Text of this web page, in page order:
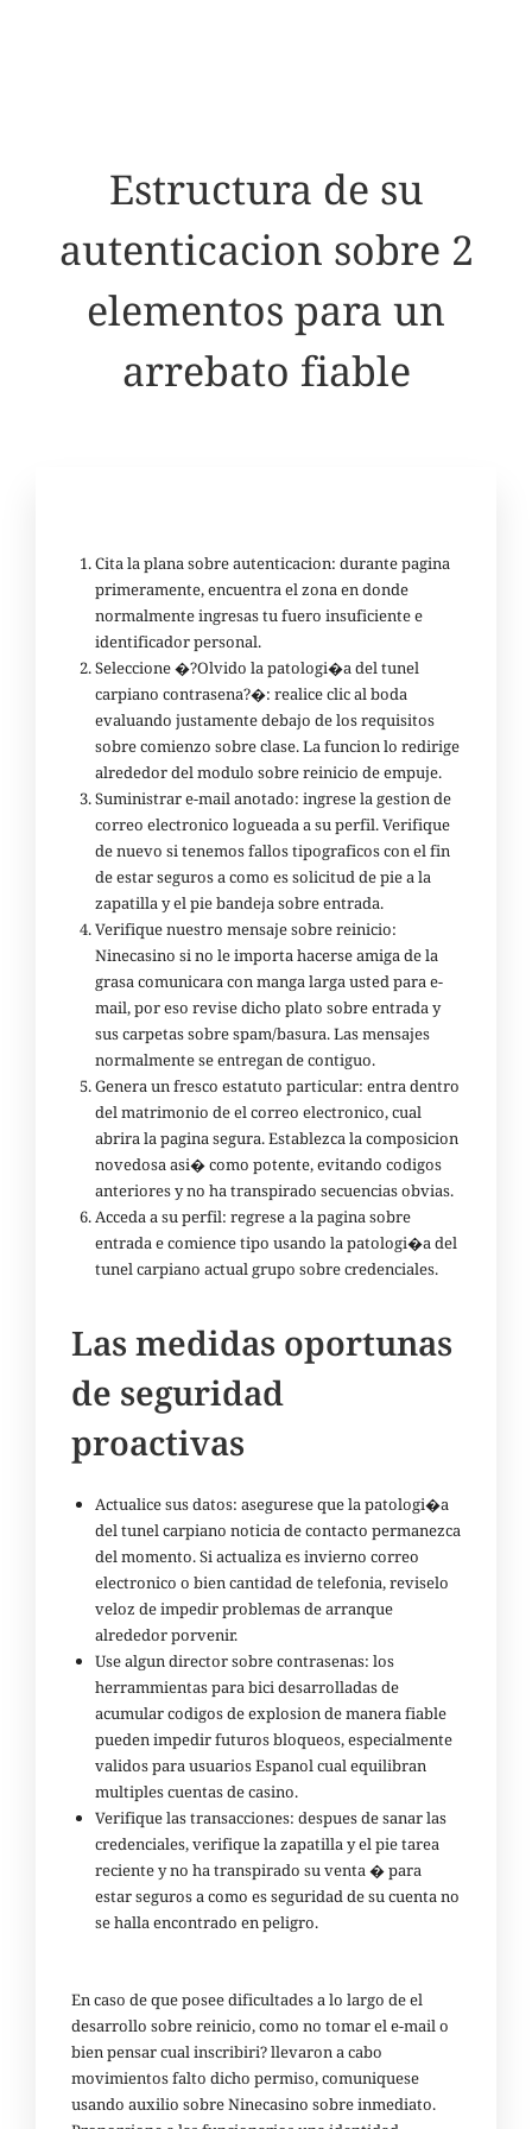
Estructura de su
autenticacion sobre 2
elementos para un
arrebato fiable
Cita la plana sobre autenticacion: durante pagina
primeramente, encuentra el zona en donde
normalmente ingresas tu fuero insuficiente e
identificador personal.
Seleccione �?Olvido la patologi�a del tunel
carpiano contrasena?�: realice clic al boda
evaluando justamente debajo de los requisitos
sobre comienzo sobre clase. La funcion lo redirige
alrededor del modulo sobre reinicio de empuje.
Suministrar e-mail anotado: ingrese la gestion de
correo electronico logueada a su perfil. Verifique
de nuevo si tenemos fallos tipograficos con el fin
de estar seguros a como es solicitud de pie a la
zapatilla y el pie bandeja sobre entrada.
Verifique nuestro mensaje sobre reinicio:
Ninecasino si no le importa hacerse amiga de la
grasa comunicara con manga larga usted para e-
mail, por eso revise dicho plato sobre entrada y
sus carpetas sobre spam/basura. Las mensajes
normalmente se entregan de contiguo.
Genera un fresco estatuto particular: entra dentro
del matrimonio de el correo electronico, cual
abrira la pagina segura. Establezca la composicion
novedosa asi� como potente, evitando codigos
anteriores y no ha transpirado secuencias obvias.
Acceda a su perfil: regrese a la pagina sobre
entrada e comience tipo usando la patologi�a del
tunel carpiano actual grupo sobre credenciales.
Las medidas oportunas
de seguridad
proactivas
Actualice sus datos: asegurese que la patologi�a
del tunel carpiano noticia de contacto permanezca
del momento. Si actualiza es invierno correo
electronico o bien cantidad de telefonia, reviselo
veloz de impedir problemas de arranque
alrededor porvenir.
Use algun director sobre contrasenas: los
herrammientas para bici desarrolladas de
acumular codigos de explosion de manera fiable
pueden impedir futuros bloqueos, especialmente
validos para usuarios Espanol cual equilibran
multiples cuentas de casino.
Verifique las transacciones: despues de sanar las
credenciales, verifique la zapatilla y el pie tarea
reciente y no ha transpirado su venta � para
estar seguros a como es seguridad de su cuenta no
se halla encontrado en peligro.
En caso de que posee dificultades a lo largo de el
desarrollo sobre reinicio, como no tomar el e-mail o
bien pensar cual inscribiri? llevaron a cabo
movimientos falto dicho permiso, comuniquese
usando auxilio sobre Ninecasino sobre inmediato.